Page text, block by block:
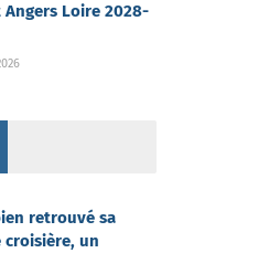
Angers Loire 2028-
retrouvé sa
croisière, un